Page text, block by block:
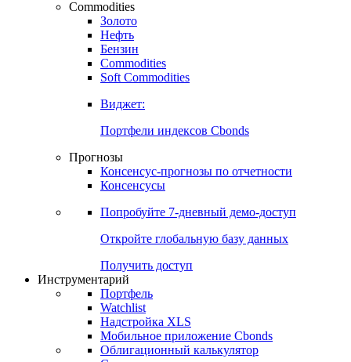
Commodities
Золото
Нефть
Бензин
Commodities
Soft Commodities
Виджет:
Портфели индексов Cbonds
Прогнозы
Консенсус-прогнозы по отчетности
Консенсусы
Попробуйте 7-дневный демо-доступ
Откройте глобальную базу данных
Получить доступ
Инструментарий
Портфель
Watchlist
Надстройка XLS
Мобильное приложение Cbonds
Облигационный калькулятор